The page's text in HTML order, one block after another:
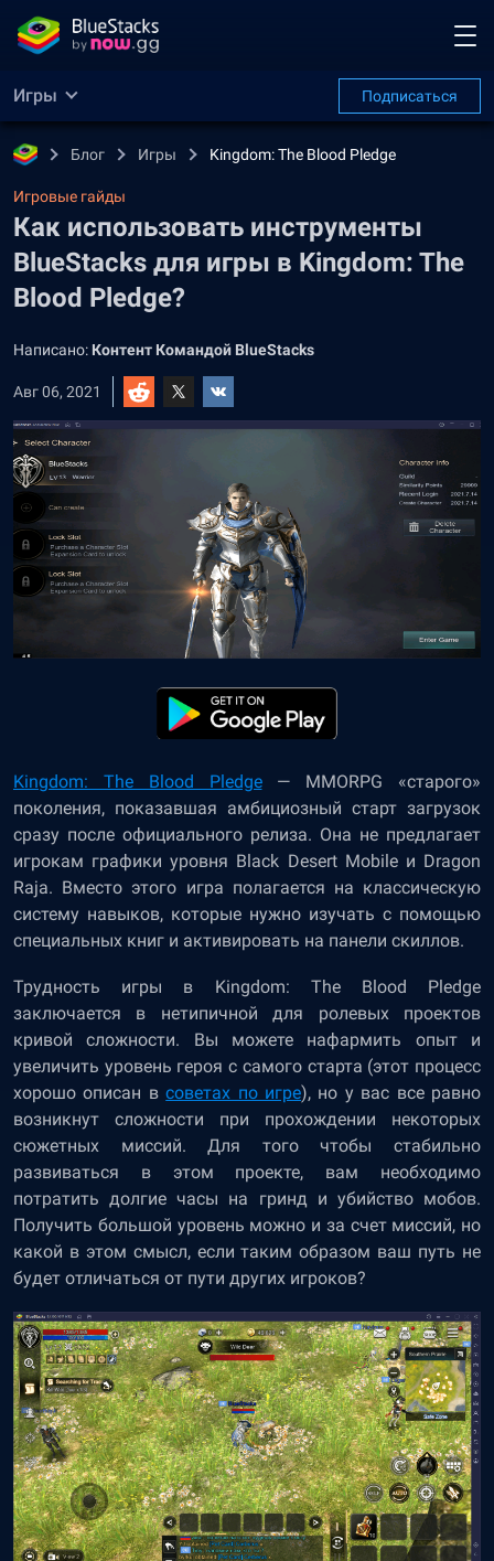
Игры Подписаться
Блог Игры Kingdom: The Blood Pledge
Игровые гайды
Как использовать инструменты
BlueStacks для игры в Kingdom: The
Blood Pledge?
Написано: Контент Командой BlueStacks
Авг 06, 2021
Kingdom: The Blood Pledge— MMORPG «старого»
поколения, показавшая амбициозный старт загрузок
сразу после официального релиза. Она не предлагает
игрокам графики уровня Black Desert Mobile и Dragon
Raja. Вместо этого игра полагается на классическую
систему навыков, которые нужно изучать с помощью
специальных книг и активировать на панели скиллов.
Трудность игры в Kingdom: The Blood Pledge
заключается в нетипичной для ролевых проектов
кривой сложности. Вы можете нафармить опыт и
увеличить уровень героя с самого старта (этот процесс
хорошо описан всоветах по игре), но у вас все равно
возникнут сложности при прохождении некоторых
сюжетных миссий. Для того чтобы стабильно
развиваться в этом проекте, вам необходимо
потратить долгие часы на гринд и убийство мобов.
Получить большой уровень можно и за счет миссий, но
какой в этом смысл, если таким образом ваш путь не
будет отличаться от пути других игроков?